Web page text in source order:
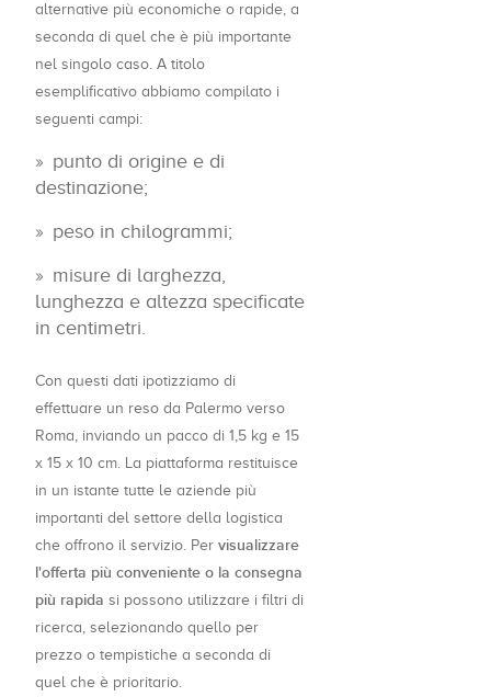
alternative più economiche o rapide, a
seconda di quel che è più importante
nel singolo caso. A titolo
esemplificativo abbiamo compilato i
seguenti campi:
punto di origine e di
destinazione;
peso in chilogrammi;
misure di larghezza,
lunghezza e altezza specificate
in centimetri.
Con questi dati ipotizziamo di
effettuare un reso da Palermo verso
Roma, inviando un pacco di 1,5 kg e 15
x 15 x 10 cm. La piattaforma restituisce
in un istante tutte le aziende più
importanti del settore della logistica
che offrono il servizio. Per visualizzare
l'offerta più conveniente o la consegna
più rapida si possono utilizzare i filtri di
ricerca, selezionando quello per
prezzo o tempistiche a seconda di
quel che è prioritario.